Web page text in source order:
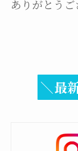
ありがとう
＼最